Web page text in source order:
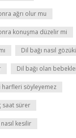
ağrı olur mu
konuşma düzelir mi
Dil bağı nasıl
Dil bağı olan
harfleri söyleyemez
saat sürer
kesilir